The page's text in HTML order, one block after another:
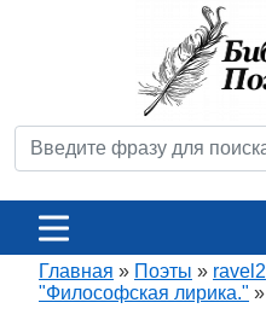
Главная » Поэты » ravel2
"Философская лирика." »